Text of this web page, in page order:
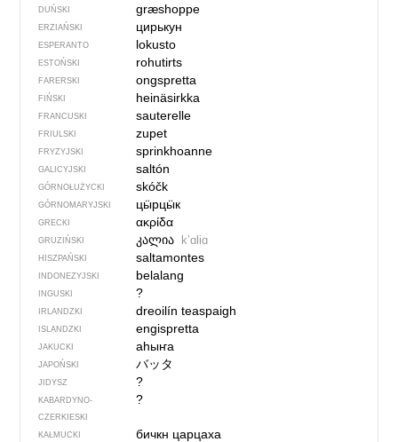
DUŃSKI græshoppe
ERZIAŃSKI цирькун
ESPERANTO lokusto
ESTOŃSKI rohutirts
FARERSKI ongspretta
FIŃSKI heinäsirkka
FRANCUSKI sauterelle
FRIULSKI zupet
FRYZYJSKI sprinkhoanne
GALICYJSKI saltón
GÓRNOŁUŻYCKI skóčk
GÓRNOMARYJSKI цӹрцӹк
GRECKI ακρίδα
GRUZIŃSKI კალია kʼɑliɑ
HISZPAŃSKI saltamontes
INDONEZYJSKI belalang
INGUSKI ?
IRLANDZKI dreoilín teaspaigh
ISLANDZKI engispretta
JAKUCKI аһыҥа
JAPOŃSKI バッタ
JIDYSZ ?
KABARDYNO-
CZERKIESKI
?
KAŁMUCKI бичкн царцаха